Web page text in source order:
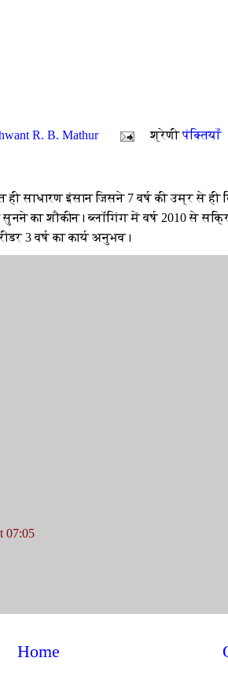
R. B. Mathur श्रेणीपंक्तियाँ
साधारण इंसान जिसने 7 वर्ष की उम्र से
का शौकीन। ब्लॉगिंग में वर्ष 2010 से
3 वर्ष का कार्य अनुभव।
07:05
Home